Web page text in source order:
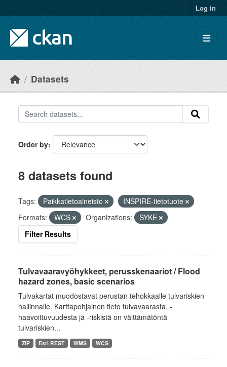
Log in
Datasets
Order by
8 datasets found
Tags: Paikkatietoaineisto
INSPIRE-tietotuote
Formats:
WCS Organizations:
SYKE
Filter Results
Tulvavaaravyöhykkeet, perusskenaariot / Flood
hazard zones, basic scenarios
Tulvakartat muodostavat perustan tehokkaalle tulvariskien
hallinnalle. Karttapohjainen tieto tulvavaarasta, -
haavoittuvuudesta ja -riskistä on välttämätöntä
tulvariskien...
ZIP Esri REST WMS WCS